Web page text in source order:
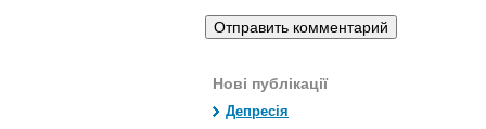
Нові публікації
Депресія